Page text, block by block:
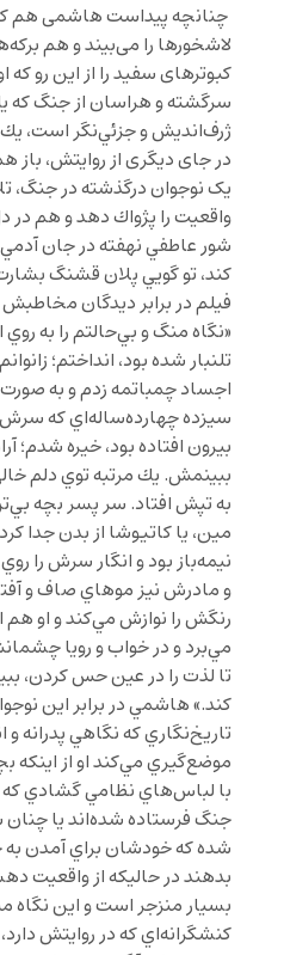
چنانچه پیداست هاشمی هم
لاشخورها را می‌بیند و هم
کبوترهای سفید را از اين رو كه
سرگشته و هراسان از جنگ كه
ژرف‌انديش و جزئي‌نگر است،
در جای دیگری از روایتش، باز
یک نوجوان درگذشته در
واقعیت را پژواك دهد و هم
شور عاطفي نهفته در جان
كند، تو گويي پلان قشنگ
فيلم در برابر ديدگان مخاطبش
«نگاه منگ و بي‌حالتم را به
تلنبار شده بود، انداختم؛
اجساد چمباتمه زدم و به
سيزده چهارده‌ساله‌اي كه سرش
بيرون افتاده بود، خيره شدم؛
ببينمش. يك مرتبه توي دلم
به تپش افتاد. سر پسر بچه
مين، يا كاتيوشا از بدن جدا
نيمه‌باز بود و انگار سرش را
و مادرش نيز موهاي صاف و
رنگش را نوازش مي‌كند و او هم
مي‌برد و در خواب و رويا
تا لذت را در عين حس كردن،
كند.» هاشمي در برابر اين
تاريخ‌نگاري كه نگاهي پدرانه و
موضع‌گيري مي‌كند او از
با لباس‌هاي نظامي گشادي كه
جنگ فرستاده شده‌اند يا
شده كه خودشان براي آمدن
بدهند در حاليكه از واقعيت
بسيار منزجر است و اين نگاه
كنشگرانه‌اي كه در روايتش